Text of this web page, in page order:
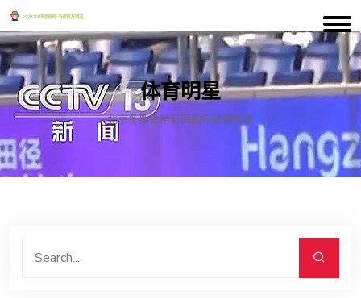
体育明星
北京冬奥会精彩回顾与精神传承